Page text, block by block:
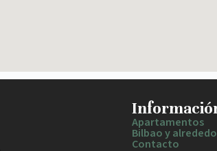
Apartamentos
Bilbao y
Contacto